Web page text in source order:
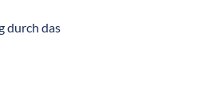
durch das